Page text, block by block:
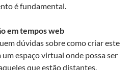
é fundamental.
em tempos web
dúvidas sobre como criar este
espaço virtual onde possa ser
que estão distantes.